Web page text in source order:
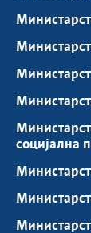
социјална